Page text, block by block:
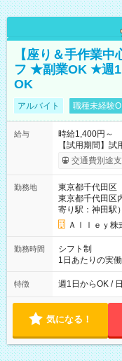
【座り＆手作業
フ ★副業OK ★週1
OK
アルバイト 職種未経験
給与
時給1,400円～
【試用期間】
給与は本採用時
交通費別途
勤務地
東京都千代田区
東京都千代田区
寄り駅：神田駅）
Ａｌｌｅｙ株
勤務時間
シフト制
1日あたりの実
実働時間：1-5
能！ └平日・土
18:00 など
特徴 週1日からOK /
気になる！